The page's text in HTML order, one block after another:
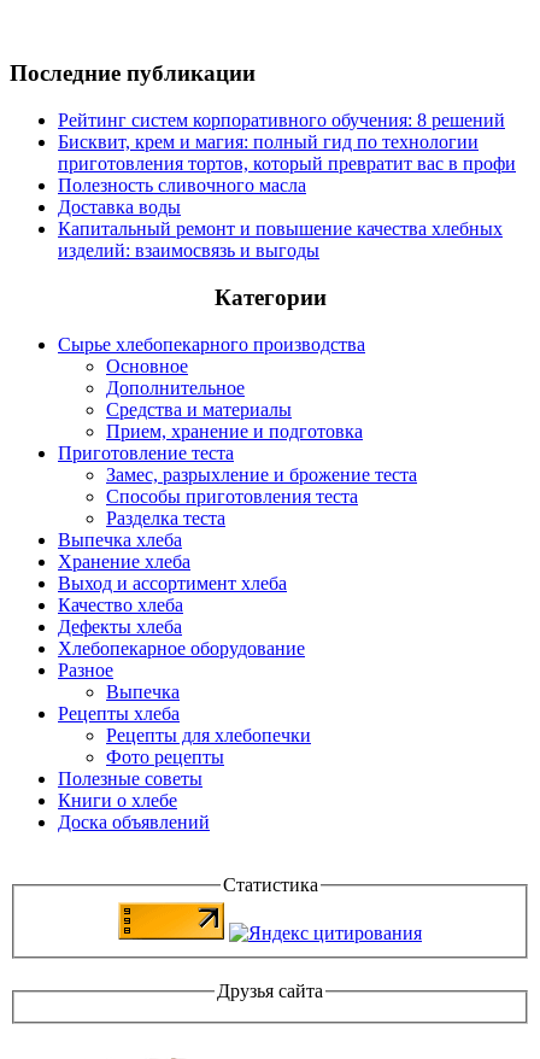
Последние публикации
Рейтинг систем корпоративного обучения: 8 решений
Бисквит, крем и магия: полный гид по технологии
приготовления тортов, который превратит вас в профи
Полезность сливочного масла
Доставка воды
Капитальный ремонт и повышение качества хлебных
изделий: взаимосвязь и выгоды
Категории
Сырье хлебопекарного производства
Основное
Дополнительное
Средства и материалы
Прием, хранение и подготовка
Приготовление теста
Замес, разрыхление и брожение теста
Способы приготовления теста
Разделка теста
Выпечка хлеба
Хранение хлеба
Выход и ассортимент хлеба
Качество хлеба
Дефекты хлеба
Хлебопекарное оборудование
Разное
Выпечка
Рецепты хлеба
Рецепты для хлебопечки
Фото рецепты
Полезные советы
Книги о хлебе
Доска объявлений
Статистика
Друзья сайта